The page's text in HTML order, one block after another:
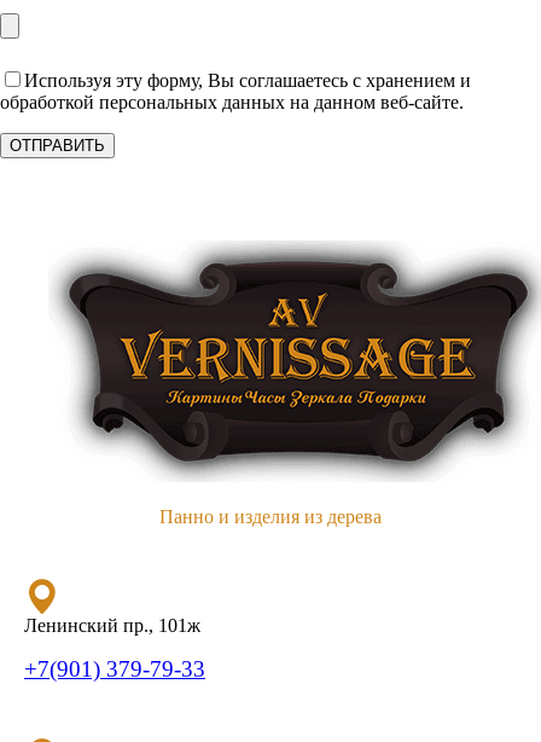
Используя эту форму, Вы соглашаетесь с хранением и
обработкой персональных данных на данном веб-сайте.
Панно и изделия из дерева
Ленинский пр., 101ж
+7(901) 379-79-33